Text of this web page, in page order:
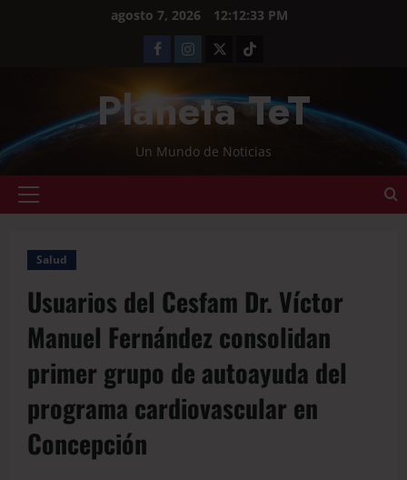
agosto 7, 2026 12:12:33 PM
Planeta TeT
Un Mundo de Noticias
Salud
Usuarios del Cesfam Dr. Víctor
Manuel Fernández consolidan
primer grupo de autoayuda del
programa cardiovascular en
Concepción